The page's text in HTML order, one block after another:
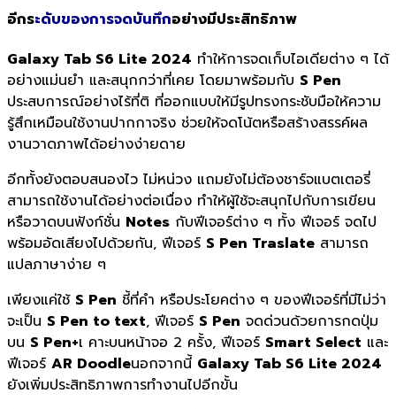
อีกระดับของการจดบันทึกอย่างมีประสิทธิภาพ
Galaxy Tab S6 Lite 2024 ทำให้การจดเก็บไอเดียต่าง ๆ ได้
อย่างแม่นยำ และสนุกกว่าที่เคย โดยมาพร้อมกับ S Pen
ประสบการณ์อย่างไร้ที่ติ ที่ออกแบบให้มีรูปทรงกระชับมือให้ความ
รู้สึกเหมือนใช้งานปากกาจริง ช่วยให้จดโน้ตหรือสร้างสรรค์ผล
งานวาดภาพได้อย่างง่ายดาย
อีกทั้งยังตอบสนองไว ไม่หน่วง แถมยังไม่ต้องชาร์จแบตเตอรี่
สามารถใช้งานได้อย่างต่อเนื่อง ทำให้ผู้ใช้จะสนุกไปกับการเขียน
หรือวาดบนฟังก์ชั่น Notes กับฟีเจอร์ต่าง ๆ ทั้ง ฟีเจอร์ จดไป
พร้อมอัดเสียงไปด้วยกัน, ฟีเจอร์ S Pen Traslate สามารถ
แปลภาษาง่าย ๆ
เพียงแค่ใช้ S Pen ชี้ที่คำ หรือประโยคต่าง ๆ ของฟีเจอร์ที่มีไม่ว่า
จะเป็น S Pen to text, ฟีเจอร์ S Pen จดด่วนด้วยการกดปุ่ม
บน S Pen+เ คาะบนหน้าจอ 2 ครั้ง, ฟีเจอร์ Smart Select และ
ฟีเจอร์ AR Doodleนอกจากนี้ Galaxy Tab S6 Lite 2024
ยังเพิ่มประสิทธิภาพการทำงานไปอีกขั้น